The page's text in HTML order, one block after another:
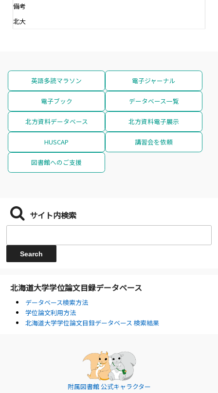
備考
北大
英語多読マラソン 電子ジャーナル
電子ブック データベース一覧
北方資料データベース 北方資料電子展示
HUSCAP 講習会を依頼
図書館へのご支援
サイト内検索
北海道大学学位論文目録データベース
データベース検索方法
学位論文利用方法
北海道大学学位論文目録データベース 検索結果
附属図書館 公式キャラクター